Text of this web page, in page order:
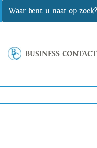
BUSINESS CONTACT